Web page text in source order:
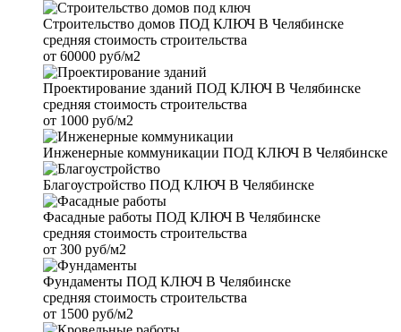
Строительство домов ПОД КЛЮЧ В Челябинске
средняя стоимость строительства
от 60000 руб/м2
Проектирование зданий ПОД КЛЮЧ В Челябинске
средняя стоимость строительства
от 1000 руб/м2
Инженерные коммуникации ПОД КЛЮЧ В Челябинске
Благоустройство ПОД КЛЮЧ В Челябинске
Фасадные работы ПОД КЛЮЧ В Челябинске
средняя стоимость строительства
от 300 руб/м2
Фундаменты ПОД КЛЮЧ В Челябинске
средняя стоимость строительства
от 1500 руб/м2